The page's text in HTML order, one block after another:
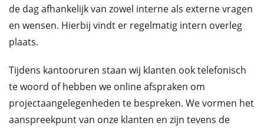
de dag afhankelijk van zowel interne als externe vragen
en wensen. Hierbij vindt er regelmatig intern overleg
plaats.
Tijdens kantooruren staan wij klanten ook telefonisch
te woord of hebben we online afspraken om
projectaangelegenheden te bespreken. We vormen het
aanspreekpunt van onze klanten en zijn tevens de